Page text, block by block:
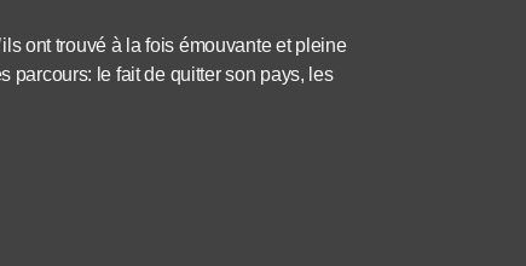
ont trouvé à la fois émouvante et pleine
parcours: le fait de quitter son pays, les